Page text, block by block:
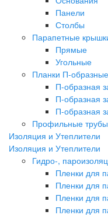
Панели
Столбы
Парапетные
Прямые
Угольные
Планки П-
П-образная
П-образная
П-образная
Профильные трубы
Изоляция и Утеплители
Изоляция и Утеплители
Гидро-,
Пленки для
Пленки для
Пленки для
Пленки для